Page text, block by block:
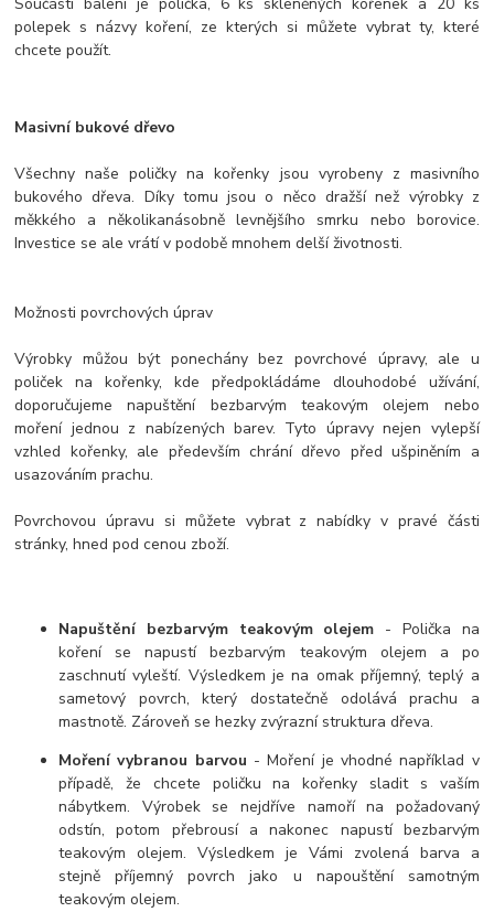
Součástí balení je polička, 6 ks skleněných kořenek a 20 ks
polepek s názvy koření, ze kterých si můžete vybrat ty, které
chcete použít.
Masivní bukové dřevo
Všechny naše poličky na kořenky jsou vyrobeny z masivního
bukového dřeva. Díky tomu jsou o něco dražší než výrobky z
měkkého a několikanásobně levnějšího smrku nebo borovice.
Investice se ale vrátí v podobě mnohem delší životnosti.
Možnosti povrchových úprav
Výrobky můžou být ponechány bez povrchové úpravy, ale u
poliček na kořenky, kde předpokládáme dlouhodobé užívání,
doporučujeme napuštění bezbarvým teakovým olejem nebo
moření jednou z nabízených barev. Tyto úpravy nejen vylepší
vzhled kořenky, ale především chrání dřevo před ušpiněním a
usazováním prachu.
Povrchovou úpravu si můžete vybrat z nabídky v pravé části
stránky, hned pod cenou zboží.
Napuštění bezbarvým teakovým olejem - Polička na
koření se napustí bezbarvým teakovým olejem a po
zaschnutí vyleští. Výsledkem je na omak příjemný, teplý a
sametový povrch, který dostatečně odolává prachu a
mastnotě. Zároveň se hezky zvýrazní struktura dřeva.
Moření vybranou barvou - Moření je vhodné například v
případě, že chcete poličku na kořenky sladit s vaším
nábytkem. Výrobek se nejdříve namoří na požadovaný
odstín, potom přebrousí a nakonec napustí bezbarvým
teakovým olejem. Výsledkem je Vámi zvolená barva a
stejně příjemný povrch jako u napouštění samotným
teakovým olejem.